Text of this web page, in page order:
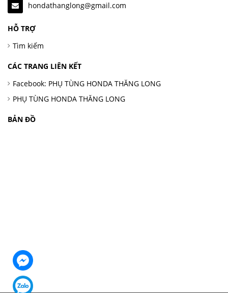
hondathanglong@gmail.com
HỖ TRỢ
Tìm kiếm
CÁC TRANG LIÊN KẾT
Facebook: PHỤ TÙNG HONDA THĂNG LONG
PHỤ TÙNG HONDA THĂNG LONG
BẢN ĐỒ